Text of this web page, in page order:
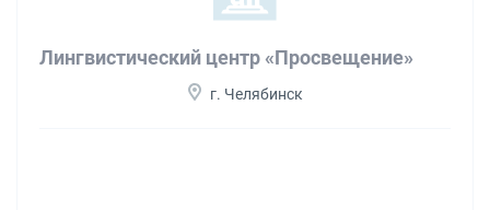
Лингвистический центр «Просвещение»
г. Челябинск